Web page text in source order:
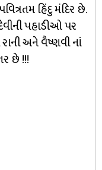
હિંદુ મંદિર છે.
પહાડીઓ પર
રાની અને વૈષ્ણવી નાં
છે !!!